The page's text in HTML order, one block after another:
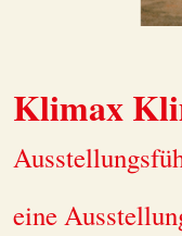
Klimax
eine